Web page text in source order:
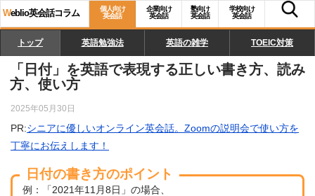
Weblio英会話コラム
個人向け
英会話
企業向け
英会話
塾向け
英会話
学校向け
英会話
トップ 英語勉強法 英語の雑学 TOEIC対策
「日付」を英語で表現する正しい書き方、読み
方、使い方
2025年05月30日
PR:シニアに優しいオンライン英会話。Zoomの説明会で使い方を
丁寧にお伝えします！
日付の書き方のポイント
例：「2021年11月8日」の場合、